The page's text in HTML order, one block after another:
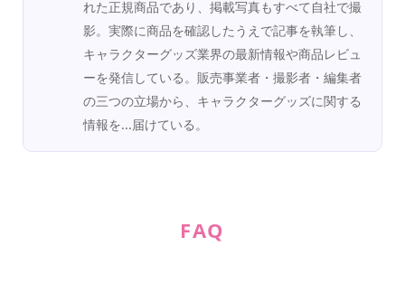
れた正規商品であり、掲載写真もすべて自社で撮
影。実際に商品を確認したうえで記事を執筆し、
キャラクターグッズ業界の最新情報や商品レビュ
ーを発信している。販売事業者・撮影者・編集者
の三つの立場から、キャラクターグッズに関する
情報を...届けている。
FAQ